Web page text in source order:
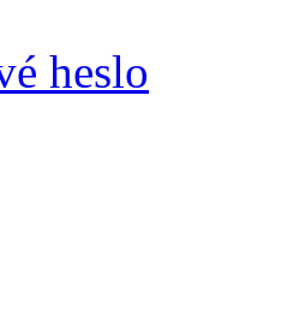
heslo